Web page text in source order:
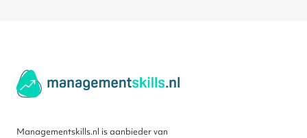
Managementskills.nl is aanbieder van